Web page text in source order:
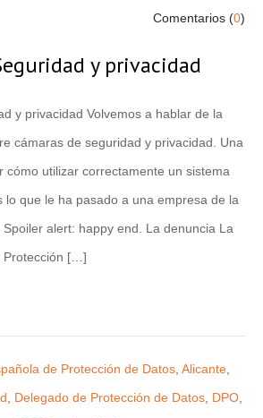
Comentarios (0)
y privacidad
y privacidad Volvemos a hablar de la
cámaras de seguridad y privacidad. Una
cómo utilizar correctamente un sistema
lo que le ha pasado a una empresa de la
alert: happy end. La denuncia La
Protección […]
de Protección de Datos Alicante
Delegado de Protección de Datos DPO